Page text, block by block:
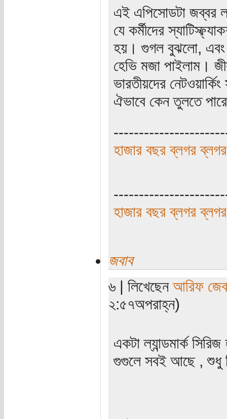
এই এপিসোডটা জব্বর
যে কর্মীদের
হয়। গুগল বুঝলো, এবং
হেভি মজা পাইলাম।
ভারতীয়দের
ঐভাবে কেন তুলতে
হাজার বছর ব্লগর ব্লগর
হাজার বছর ব্লগর ব্লগর
জবাব
৬ | লিখেছেন আরিফ
২:৫৭অপরাহ্ন)
একটা ল্যান্ডমার্ক
গুগুলে সবই আছে , শুধু